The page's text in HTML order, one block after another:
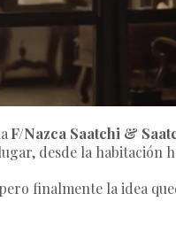
F/Nazca Saatchi &
desde la habitación
finalmente la idea